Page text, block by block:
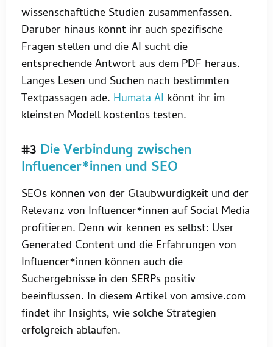
wissenschaftliche Studien zusammenfassen.
Darüber hinaus könnt ihr auch spezifische
Fragen stellen und die AI sucht die
entsprechende Antwort aus dem PDF heraus.
Langes Lesen und Suchen nach bestimmten
Textpassagen ade. Humata AI könnt ihr im
kleinsten Modell kostenlos testen.
#3 Die Verbindung zwischen
Influencer*innen und SEO
SEOs können von der Glaubwürdigkeit und der
Relevanz von Influencer*innen auf Social Media
profitieren. Denn wir kennen es selbst: User
Generated Content und die Erfahrungen von
Influencer*innen können auch die
Suchergebnisse in den SERPs positiv
beeinflussen. In diesem Artikel von amsive.com
findet ihr Insights, wie solche Strategien
erfolgreich ablaufen.